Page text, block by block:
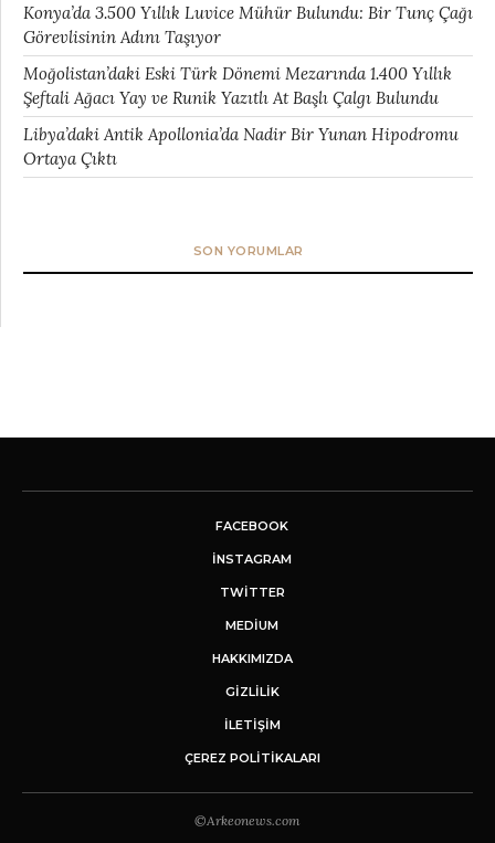
Konya’da 3.500 Yıllık Luvice Mühür Bulundu: Bir Tunç Çağı
Görevlisinin Adını Taşıyor
Moğolistan’daki Eski Türk Dönemi Mezarında 1.400 Yıllık
Şeftali Ağacı Yay ve Runik Yazıtlı At Başlı Çalgı Bulundu
Libya’daki Antik Apollonia’da Nadir Bir Yunan Hipodromu
Ortaya Çıktı
SON YORUMLAR
FACEBOOK
INSTAGRAM
TWITTER
MEDIUM
HAKKIMIZDA
GİZLİLİK
İLETIŞIM
ÇEREZ POLITIKALARI
©Arkeonews.com